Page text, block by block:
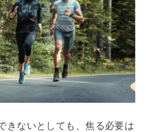
きないとしても、焦る必要は